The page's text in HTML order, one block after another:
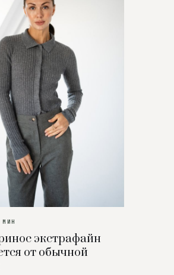
экстрафайн
от обычной